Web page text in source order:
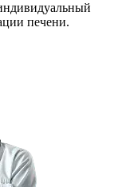
печени.